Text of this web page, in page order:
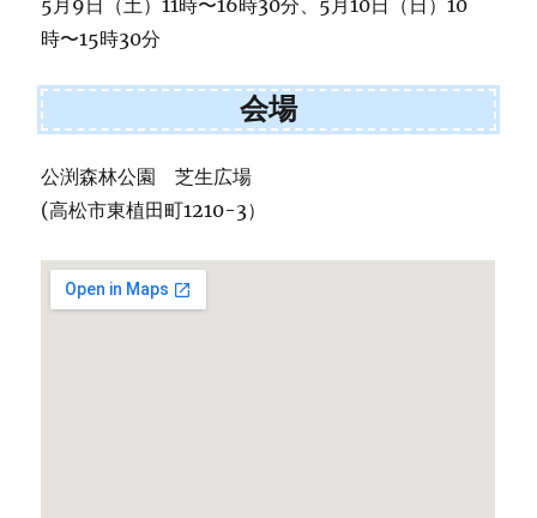
5月9日（土）11時〜16時30分、5月10日（日）10
時〜15時30分
会場
公渕森林公園 芝生広場
(高松市東植田町1210-3）